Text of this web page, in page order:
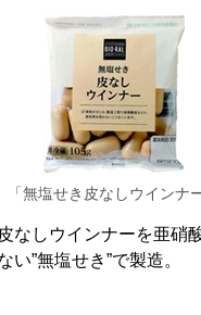
「無塩せき皮なしウインナー
なしウインナーを亜硝
い”無塩せき”で製造。